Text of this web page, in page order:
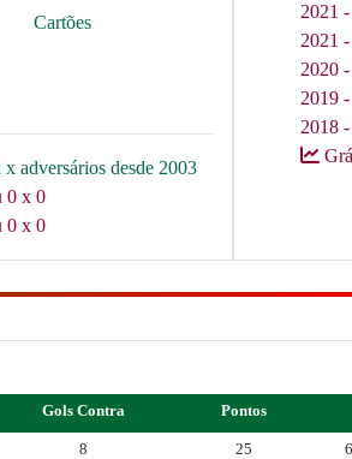
Cartões
x adversários desde 2003
0 x 0
0 x 0
2021 -
2021 -
2020 -
2019 -
2018 -
Gols Contra Pontos
8 25